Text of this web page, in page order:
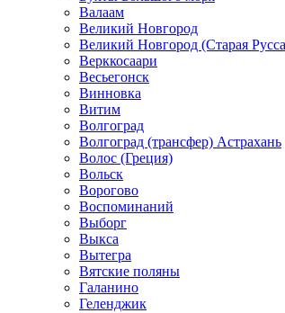
Валаам
Великий Новгород
Великий Новгород (Старая
Верккосаари
Весьегонск
Винновка
Витим
Волгоград
Волгоград (трансфер) Астрахань
Волос (Греция)
Вольск
Ворогово
Воспоминаний
Выборг
Выкса
Вытегра
Вятские поляны
Галанино
Геленджик